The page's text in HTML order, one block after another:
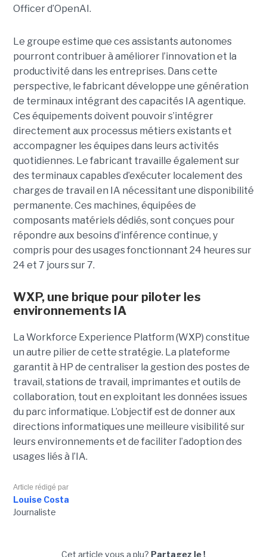
Officer d’OpenAI.
Le groupe estime que ces assistants autonomes
pourront contribuer à améliorer l’innovation et la
productivité dans les entreprises. Dans cette
perspective, le fabricant développe une génération
de terminaux intégrant des capacités IA agentique.
Ces équipements doivent pouvoir s’intégrer
directement aux processus métiers existants et
accompagner les équipes dans leurs activités
quotidiennes. Le fabricant travaille également sur
des terminaux capables d’exécuter localement des
charges de travail en IA nécessitant une disponibilité
permanente. Ces machines, équipées de
composants matériels dédiés, sont conçues pour
répondre aux besoins d’inférence continue, y
compris pour des usages fonctionnant 24 heures sur
24 et 7 jours sur 7.
WXP, une brique pour piloter les
environnements IA
La Workforce Experience Platform (WXP) constitue
un autre pilier de cette stratégie. La plateforme
garantit à HP de centraliser la gestion des postes de
travail, stations de travail, imprimantes et outils de
collaboration, tout en exploitant les données issues
du parc informatique. L’objectif est de donner aux
directions informatiques une meilleure visibilité sur
leurs environnements et de faciliter l’adoption des
usages liés à l’IA.
Article rédigé par
Louise Costa
Journaliste
Cet article vous a plu? Partagez le !